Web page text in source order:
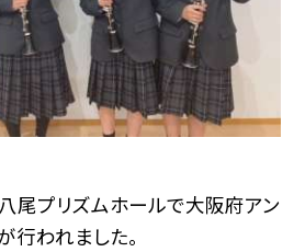
八尾プリズムホールで大阪府アン
行われました。